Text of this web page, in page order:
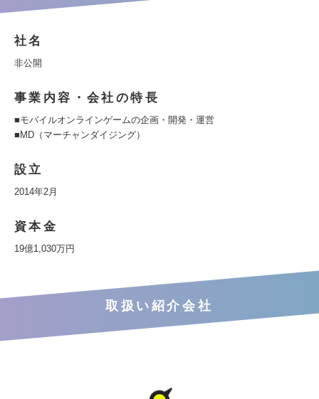
社名
非公開
事業内容・会社の特長
■モバイルオンラインゲームの企画・開発・運営
■MD（マーチャンダイジング）
設立
2014年2月
資本金
19億1,030万円
取扱い紹介会社